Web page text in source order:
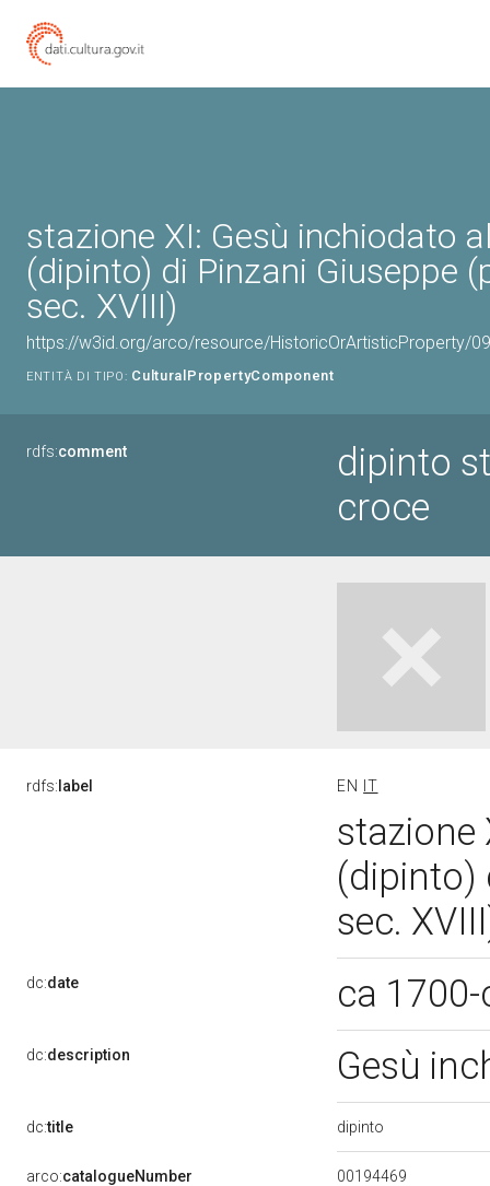
stazione XI: Gesù inchiodato
(dipinto) di Pinzani Giuseppe
sec. XVIII)
https://w3id.org/arco/resource/HistoricOrArtisticProperty/
ENTITÀ DI TIPO: CulturalPropertyComponent
rdfs:comment
dipinto
croce
rdfs: label EN IT
stazione
(dipinto)
sec.
dc:date ca
dc:description Gesù
dc:title dipinto
arco:catalogueNumber 00194469